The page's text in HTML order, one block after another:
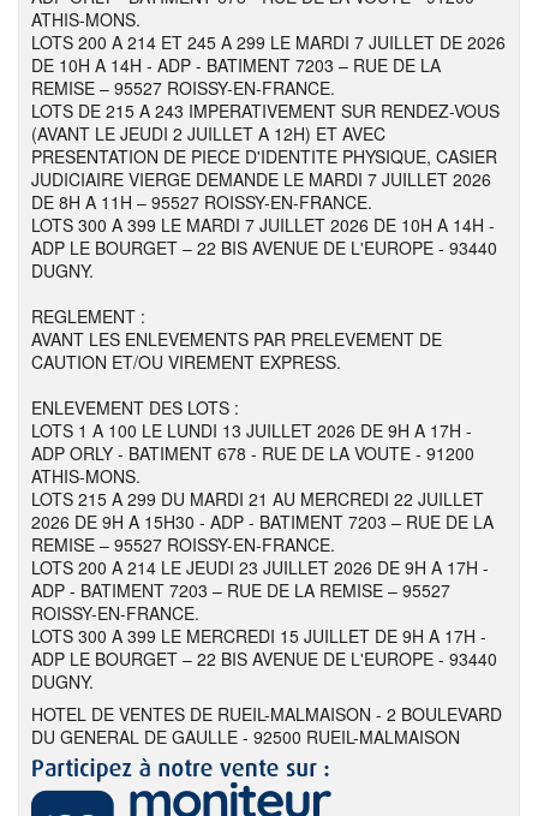
ATHIS-MONS.
LOTS 200 A 214 ET 245 A 299 LE MARDI 7 JUILLET DE 2026
DE 10H A 14H - ADP - BATIMENT 7203 – RUE DE LA
REMISE – 95527 ROISSY-EN-FRANCE.
LOTS DE 215 A 243 IMPERATIVEMENT SUR RENDEZ-VOUS
(AVANT LE JEUDI 2 JUILLET A 12H) ET AVEC
PRESENTATION DE PIECE D'IDENTITE PHYSIQUE, CASIER
JUDICIAIRE VIERGE DEMANDE LE MARDI 7 JUILLET 2026
DE 8H A 11H – 95527 ROISSY-EN-FRANCE.
LOTS 300 A 399 LE MARDI 7 JUILLET 2026 DE 10H A 14H -
ADP LE BOURGET – 22 BIS AVENUE DE L'EUROPE - 93440
DUGNY.
REGLEMENT :
AVANT LES ENLEVEMENTS PAR PRELEVEMENT DE
CAUTION ET/OU VIREMENT EXPRESS.
ENLEVEMENT DES LOTS :
LOTS 1 A 100 LE LUNDI 13 JUILLET 2026 DE 9H A 17H -
ADP ORLY - BATIMENT 678 - RUE DE LA VOUTE - 91200
ATHIS-MONS.
LOTS 215 A 299 DU MARDI 21 AU MERCREDI 22 JUILLET
2026 DE 9H A 15H30 - ADP - BATIMENT 7203 – RUE DE LA
REMISE – 95527 ROISSY-EN-FRANCE.
LOTS 200 A 214 LE JEUDI 23 JUILLET 2026 DE 9H A 17H -
ADP - BATIMENT 7203 – RUE DE LA REMISE – 95527
ROISSY-EN-FRANCE.
LOTS 300 A 399 LE MERCREDI 15 JUILLET DE 9H A 17H -
ADP LE BOURGET – 22 BIS AVENUE DE L'EUROPE - 93440
DUGNY.
HOTEL DE VENTES DE RUEIL-MALMAISON - 2 BOULEVARD
DU GENERAL DE GAULLE - 92500 RUEIL-MALMAISON